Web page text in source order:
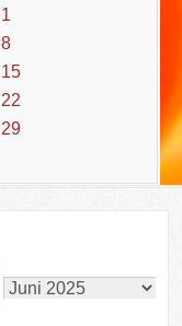
1
8
15
22
29